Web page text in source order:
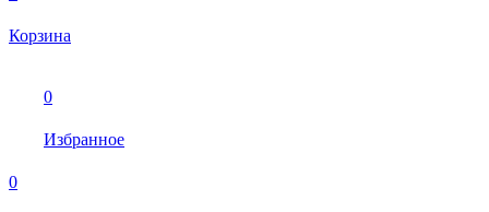
Корзина
0
Избранное
0